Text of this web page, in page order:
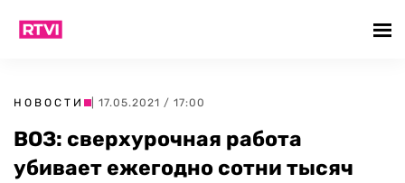
НОВОСТИ | 17.05.2021 / 17:00
ВОЗ: сверхурочная работа
убивает ежегодно сотни тысяч